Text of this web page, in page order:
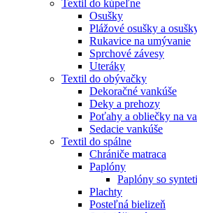
Textil do kúpeľne
Osušky
Plážové osušky a
Rukavice na umývanie
Sprchové závesy
Uteráky
Textil do obývačky
Dekoračné vankúše
Deky a prehozy
Poťahy a obliečky na
Sedacie vankúše
Textil do spálne
Chrániče matraca
Paplóny
Paplóny so
Plachty
Posteľná bielizeň